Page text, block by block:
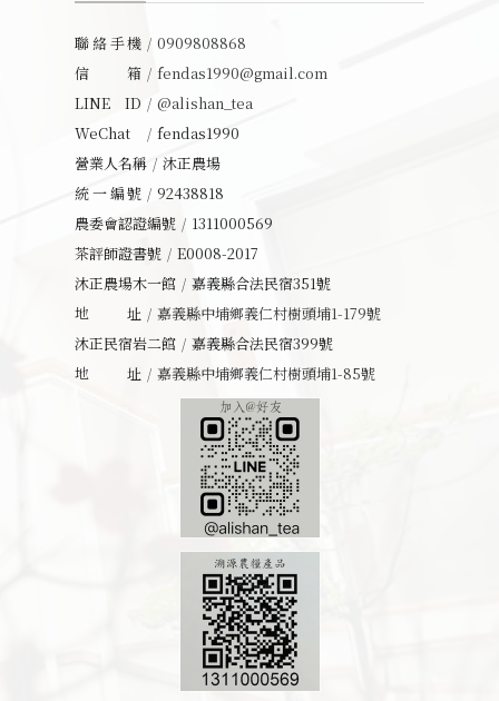
聯絡手機
0909808868
信箱
fendas1990@gmail.com
LINE ID
@alishan_tea
WeChat
fendas1990
營業人名稱
沐正農場
統一編號
92438818
農委會認證編號
1311000569
茶評師證書號
E0008-2017
沐正農場木一館
嘉義縣合法民宿351號
地址
嘉義縣中埔鄉義仁村樹頭埔1-179號
沐正民宿岩二館
嘉義縣合法民宿399號
地址
嘉義縣中埔鄉義仁村樹頭埔1-85號